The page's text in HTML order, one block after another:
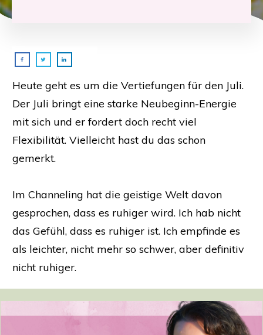
Heute geht es um die Vertiefungen für den Juli.
Der Juli bringt eine starke Neubeginn-Energie
mit sich und er fordert doch recht viel
Flexibilität. Vielleicht hast du das schon
gemerkt.
Im Channeling hat die geistige Welt davon
gesprochen, dass es ruhiger wird. Ich hab nicht
das Gefühl, dass es ruhiger ist. Ich empfinde es
als leichter, nicht mehr so schwer, aber definitiv
nicht ruhiger.